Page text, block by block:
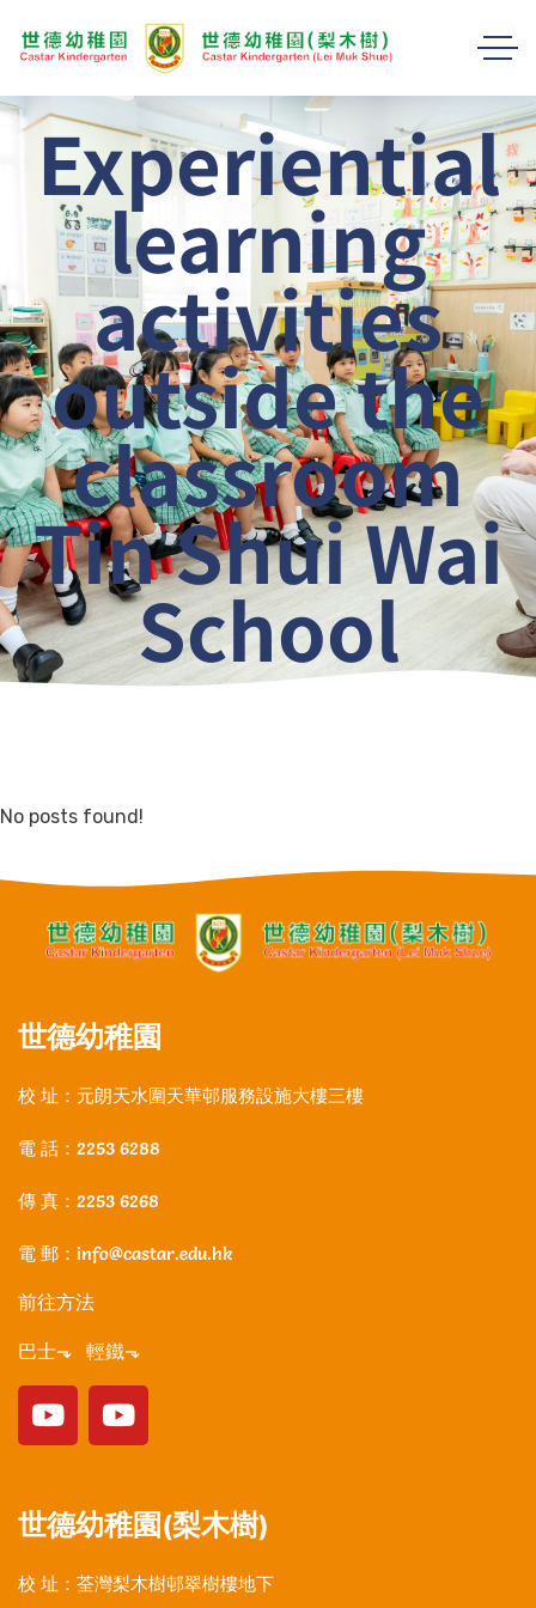
Experiential
learning
activities
outside the
classroom
Tin Shui Wai
School
No posts found!
世德幼稚園
校 址：元朗天水圍天華邨服務設施大樓三樓
電 話：2253 6288
傳 真：2253 6268
電 郵：info@castar.edu.hk
前往方法
巴士⬎ 輕鐵⬎
世德幼稚園(梨木樹)
校 址：荃灣梨木樹邨翠樹樓地下